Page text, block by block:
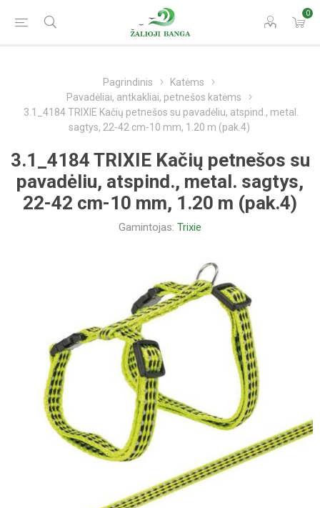
0
Pagrindinis
Katėms
Pavadėliai, antkakliai, petnešos katėms
3.1_4184 TRIXIE Kačių petnešos su pavadėliu, atspind., metal.
sagtys, 22-42 cm-10 mm, 1.20 m (pak.4)
3.1_4184 TRIXIE Kačių petnešos su
pavadėliu, atspind., metal. sagtys,
22-42 cm-10 mm, 1.20 m (pak.4)
Gamintojas: Trixie